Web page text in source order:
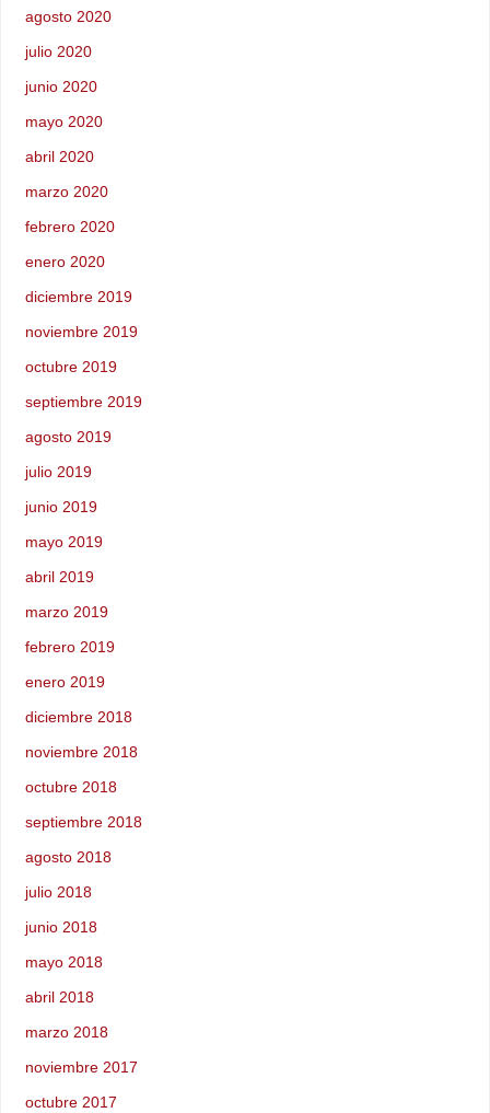
agosto 2020
julio 2020
junio 2020
mayo 2020
abril 2020
marzo 2020
febrero 2020
enero 2020
diciembre 2019
noviembre 2019
octubre 2019
septiembre 2019
agosto 2019
julio 2019
junio 2019
mayo 2019
abril 2019
marzo 2019
febrero 2019
enero 2019
diciembre 2018
noviembre 2018
octubre 2018
septiembre 2018
agosto 2018
julio 2018
junio 2018
mayo 2018
abril 2018
marzo 2018
noviembre 2017
octubre 2017